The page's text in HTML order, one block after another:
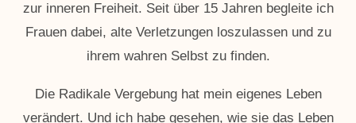
zur inneren Freiheit. Seit über 15 Jahren begleite ich
Frauen dabei, alte Verletzungen loszulassen und zu
ihrem wahren Selbst zu finden.
Die Radikale Vergebung hat mein eigenes Leben
verändert. Und ich habe gesehen, wie sie das Leben